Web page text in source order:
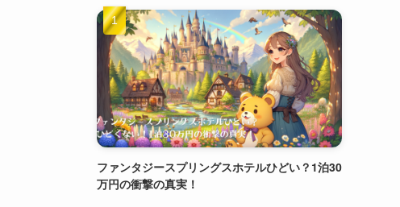
ファンタジースプリングスホテルひどい？1泊30
万円の衝撃の真実！